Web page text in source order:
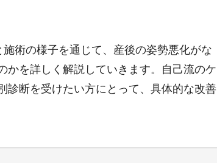
術の様子を通じて、産後の姿勢悪化がな
かを詳しく解説していきます。自己流のケ
診断を受けたい方にとって、具体的な改善